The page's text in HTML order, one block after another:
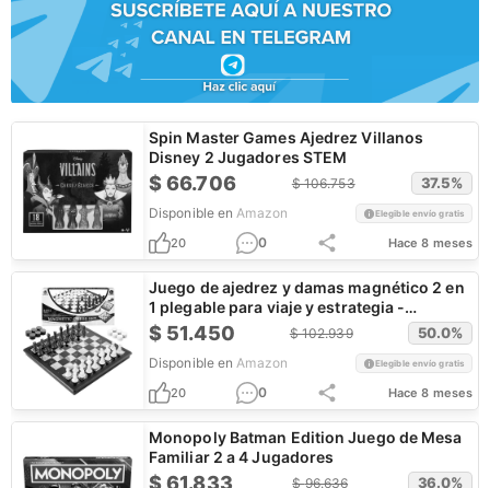
Spin Master Games Ajedrez Villanos
Disney 2 Jugadores STEM
$66.706 $106.753 37.5%
Disponible en Amazon Elegible envío gratis
20 0 Hace 8 meses
Juego de ajedrez y damas magnético 2 en
1 plegable para viaje y estrategia -
¡CUPÓN!
$ 51.450 $102.939 50.0%
Disponible en Amazon Elegible envío gratis
20 0 Hace 8 meses
Monopoly Batman Edition Juego de Mesa
Familiar 2 a 4 Jugadores
$61.833 $96.636 36.0%